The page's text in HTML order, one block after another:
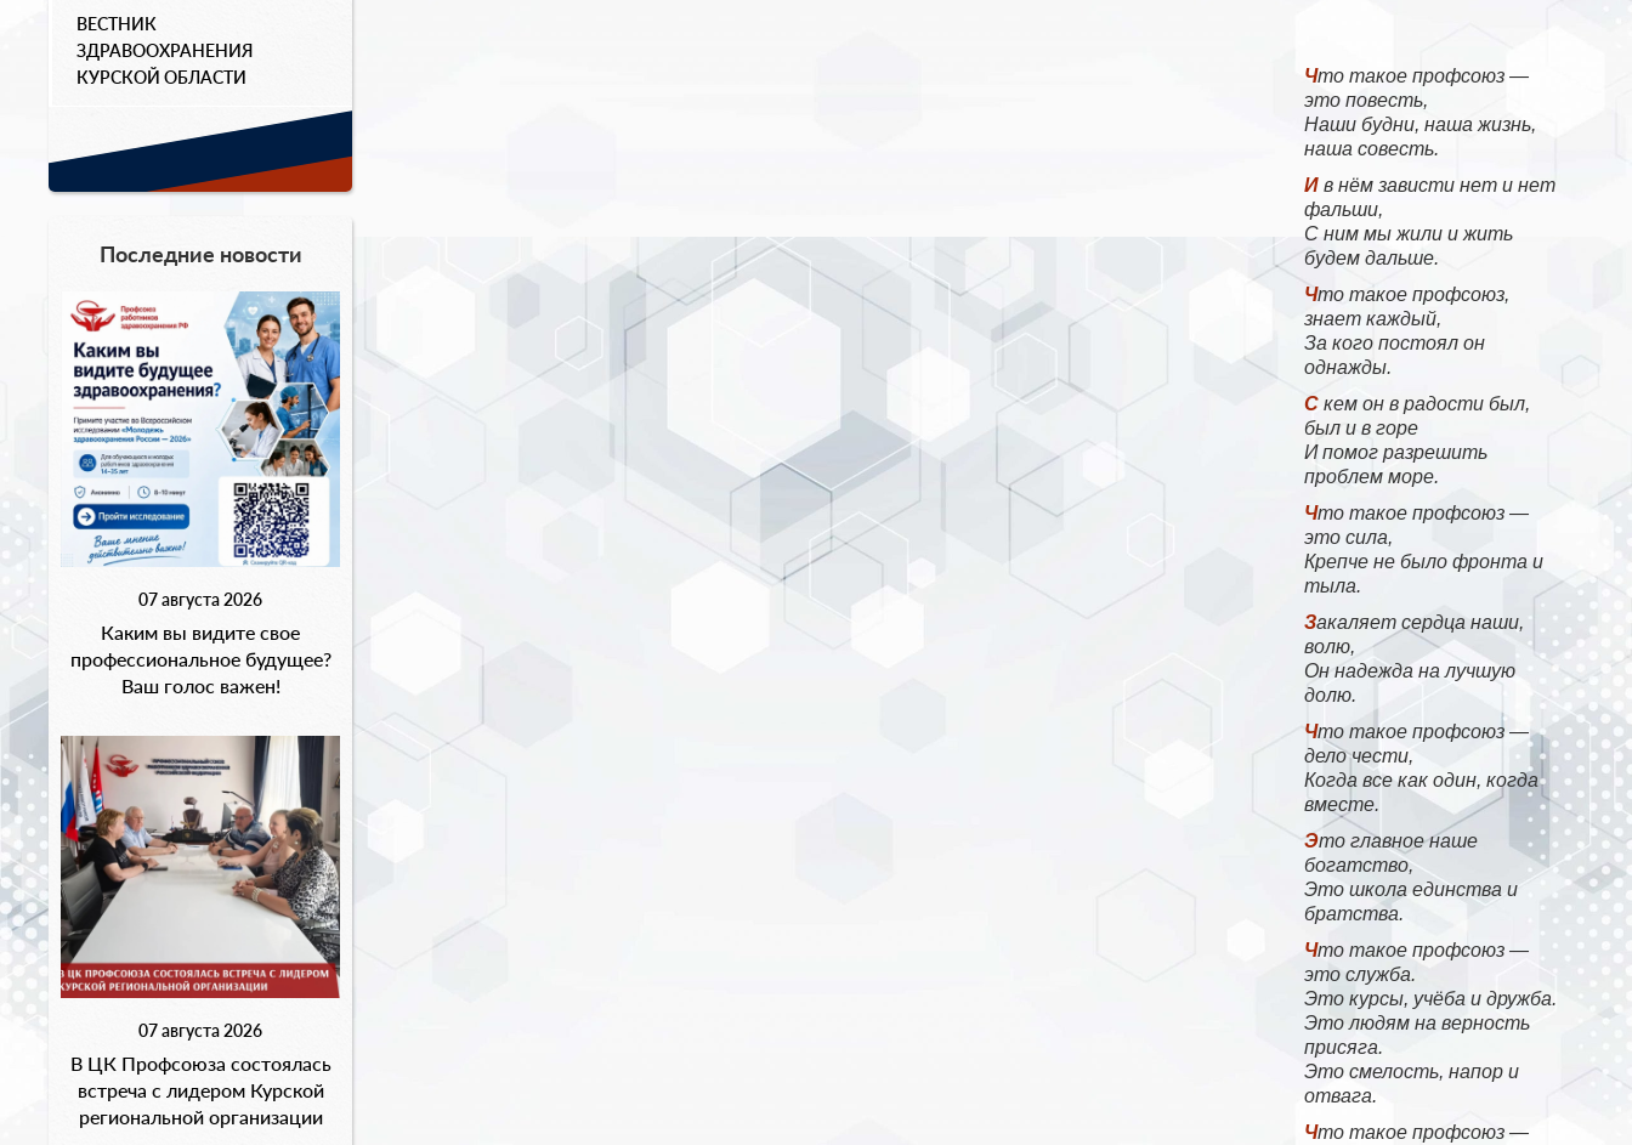
ВЕСТНИК
ЗДРАВООХРАНЕНИЯ
КУРСКОЙ ОБЛАСТИ
Последние новости
07 августа 2026
Каким вы видите свое
профессиональное будущее?
Ваш голос важен!
07 августа 2026
В ЦК Профсоюза состоялась
встреча с лидером Курской
региональной организации
Что такое профсоюз —
это повесть,
Наши будни, наша жизнь,
наша совесть.
И в нём зависти нет и нет
фальши,
С ним мы жили и жить
будем дальше.
Что такое профсоюз,
знает каждый,
За кого постоял он
однажды.
С кем он в радости был,
был и в горе
И помог разрешить
проблем море.
Что такое профсоюз —
это сила,
Крепче не было фронта и
тыла.
Закаляет сердца наши,
волю,
Он надежда на лучшую
долю.
Что такое профсоюз —
дело чести,
Когда все как один, когда
вместе.
Это главное наше
богатство,
Это школа единства и
братства.
Что такое профсоюз —
это служба.
Это курсы, учёба и дружба.
Это людям на верность
присяга.
Это смелость, напор и
отвага.
Что такое профсоюз —